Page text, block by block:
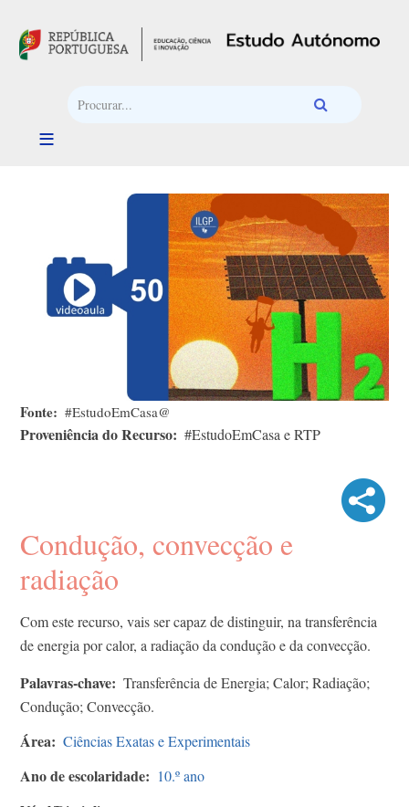
Fonte #EstudoEmCasa@
Proveniência do Recurso #EstudoEmCasa e RTP
Condução, convecção e
radiação
Com este recurso, vais ser capaz de distinguir, na transferência
de energia por calor, a radiação da condução e da convecção.
Palavras-chave
Transferência de Energia; Calor; Radiação;
Condução; Convecção.
Área Ciências Exatas e Experimentais
Ano de escolaridade 10.º ano